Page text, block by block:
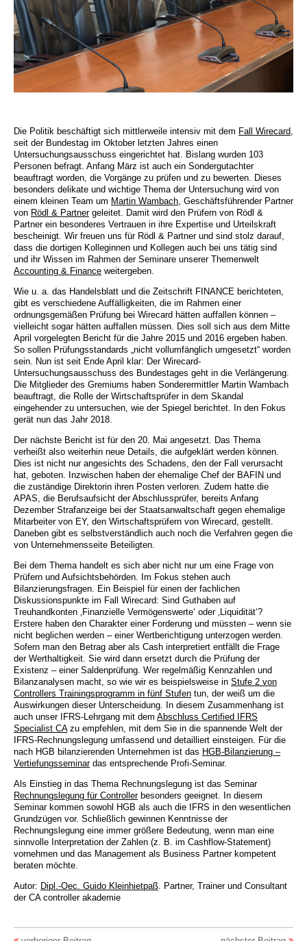
Die Politik beschäftigt sich mittlerweile intensiv mit dem Fall Wirecard,
seit der Bundestag im Oktober letzten Jahres einen
Untersuchungsausschuss eingerichtet hat. Bislang wurden 103
Personen befragt. Anfang März ist auch ein Sondergutachter
beauftragt worden, die Vorgänge zu prüfen und zu bewerten. Dieses
besonders delikate und wichtige Thema der Untersuchung wird von
einem kleinen Team um Martin Wambach, Geschäftsführender Partner
von Rödl & Partnergeleitet. Damit wird den Prüfern von Rödl &
Partner ein besonderes Vertrauen in ihre Expertise und Urteilskraft
bescheinigt. Wir freuen uns für Rödl & Partner und sind stolz darauf,
dass die dortigen Kolleginnen und Kollegen auch bei uns tätig sind
und ihr Wissen im Rahmen der Seminare unserer Themenwelt
Accounting & Finance weitergeben.
Wie u. a. das Handelsblatt und die Zeitschrift FINANCE berichteten,
gibt es verschiedene Auffälligkeiten, die im Rahmen einer
ordnungsgemäßen Prüfung bei Wirecard hätten auffallen können –
vielleicht sogar hätten auffallen müssen. Dies soll sich aus dem Mitte
April vorgelegten Bericht für die Jahre 2015 und 2016 ergeben haben.
So sollen Prüfungsstandards „nicht vollumfänglich umgesetzt“ worden
sein. Nun ist seit Ende April klar: Der Wirecard-
Untersuchungsausschuss des Bundestages geht in die Verlängerung.
Die Mitglieder des Gremiums haben Sonderermittler Martin Wambach
beauftragt, die Rolle der Wirtschaftsprüfer in dem Skandal
eingehender zu untersuchen, wie der Spiegel berichtet. In den Fokus
gerät nun das Jahr 2018.
Der nächste Bericht ist für den 20. Mai angesetzt. Das Thema
verheißt also weiterhin neue Details, die aufgeklärt werden können.
Dies ist nicht nur angesichts des Schadens, den der Fall verursacht
hat, geboten. Inzwischen haben der ehemalige Chef der BAFIN und
die zuständige Direktorin ihren Posten verloren. Zudem hatte die
APAS, die Berufsaufsicht der Abschlussprüfer, bereits Anfang
Dezember Strafanzeige bei der Staatsanwaltschaft gegen ehemalige
Mitarbeiter von EY, den Wirtschaftsprüfern von Wirecard, gestellt.
Daneben gibt es selbstverständlich auch noch die Verfahren gegen die
von Unternehmensseite Beteiligten.
Bei dem Thema handelt es sich aber nicht nur um eine Frage von
Prüfern und Aufsichtsbehörden. Im Fokus stehen auch
Bilanzierungsfragen. Ein Beispiel für einen der fachlichen
Diskussionspunkte im Fall Wirecard: Sind Guthaben auf
Treuhandkonten ‚Finanzielle Vermögenswerte‘ oder ‚Liquidität‘?
Erstere haben den Charakter einer Forderung und müssten – wenn sie
nicht beglichen werden – einer Wertberichtigung unterzogen werden.
Sofern man den Betrag aber als Cash interpretiert entfällt die Frage
der Werthaltigkeit. Sie wird dann ersetzt durch die Prüfung der
Existenz – einer Saldenprüfung. Wer regelmäßig Kennzahlen und
Bilanzanalysen macht, so wie wir es beispielsweise in Stufe 2 von
Controllers Trainingsprogramm in fünf Stufen tun, der weiß um die
Auswirkungen dieser Unterscheidung. In diesem Zusammenhang ist
auch unser IFRS-Lehrgang mit dem Abschluss Certified IFRS
Specialist CAzu empfehlen, mit dem Sie in die spannende Welt der
IFRS-Rechnungslegung umfassend und detailliert einsteigen. Für die
nach HGB bilanzierenden Unternehmen ist das HGB-Bilanzierung –
Vertiefungsseminardas entsprechende Profi-Seminar.
Als Einstieg in das Thema Rechnungslegung ist das Seminar
Rechnungslegung für Controllerbesonders geeignet. In diesem
Seminar kommen sowohl HGB als auch die IFRS in den wesentlichen
Grundzügen vor. Schließlich gewinnen Kenntnisse der
Rechnungslegung eine immer größere Bedeutung, wenn man eine
sinnvolle Interpretation der Zahlen (z. B. im Cashflow-Statement)
vornehmen und das Management als Business Partner kompetent
beraten möchte.
Autor: Dipl.-Oec. Guido Kleinhietpaß. Partner, Trainer und Consultant
der CA controller akademie